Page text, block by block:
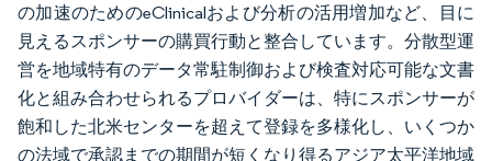
の加速のためのeClinicalおよび分析の活用増加など、目に
見えるスポンサーの購買行動と整合しています。分散型運
営を地域特有のデータ常駐制御および検査対応可能な文書
化と組み合わせられるプロバイダーは、特にスポンサーが
飽和した北米センターを超えて登録を多様化し、いくつか
の法域で承認までの期間が短くなり得るアジア太平洋地域